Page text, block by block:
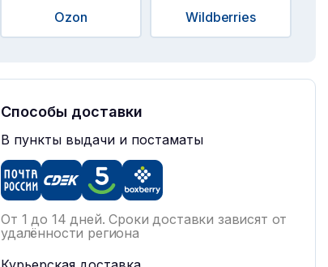
Ozon Wildberries
Способы доставки
В пункты выдачи и постаматы
От 1 до 14 дней. Сроки доставки зависят от
удалённости региона